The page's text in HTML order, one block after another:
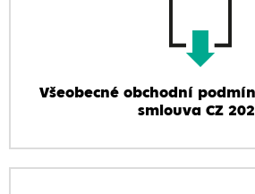
Všeobecné obchodní
smlouva CZ